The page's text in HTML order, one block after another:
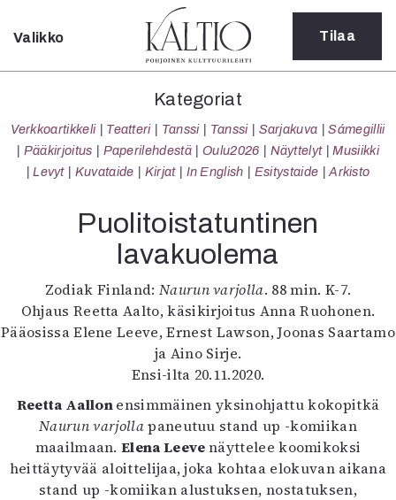
Sulje
Kategoriat
Verkkoartikkeli
Teatteri
Tanssi
Sarjakuva
Sámegillii
Pääkirjoitus
Oulu2026
Näyttelyt
Musiikki
Levyt
Kuvataide
Kirjat
In English
Esitystaide
Arkisto
Valikko Tilaa
Kategoriat
Verkkoartikkeli Teatteri Tanssi Tanssi Sarjakuva
Sámegillii
Pääkirjoitus
Paperilehdestä Oulu2026 Näyttelyt
Musiikki
Levyt
Kuvataide Kirjat In English Esitystaide Arkisto
Puolitoistatuntinen
lavakuolema
Zodiak Finland: Naurun varjolla. 88 min. K-7.
Ohjaus Reetta Aalto, käsikirjoitus Anna Ruohonen.
Pääosissa Elene Leeve, Ernest Lawson, Joonas Saartamo
ja Aino Sirje.
Ensi-ilta 20.11.2020.
Reetta Aallonensimmäinen yksinohjattu kokopitkä
Naurun varjollapaneutuu stand up -komiikan
maailmaan.Elena Leevenäyttelee koomikoksi
heittäytyvää aloittelijaa, joka kohtaa elokuvan aikana
stand up -komiikan alustuksen, nostatuksen,